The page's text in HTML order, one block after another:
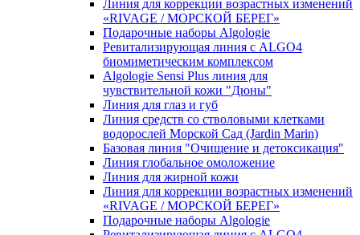
Линия для коррекции возрастных изменений
«RIVAGE / МОРСКОЙ БЕРЕГ»
Подарочные наборы Algologie
Ревитализирующая линия с ALGO4
биомиметическим комплексом
Algologie Sensi Plus линия для
чувcтвительной кожи "Дюны"
Линия для глаз и губ
Линия средств со стволовыми клетками
водорослей Морской Сад (Jardin Marin)
Базовая линия "Очищение и детоксикация"
Линия глобальное омоложение
Линия для жирной кожи
Линия для коррекции возрастных изменений
«RIVAGE / МОРСКОЙ БЕРЕГ»
Подарочные наборы Algologie